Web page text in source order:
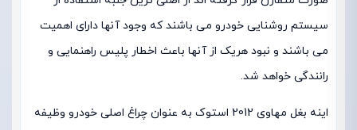
سیستم روشنایی خودرو می باشند که وجود آنها دارای اهمیت
می باشند و نبود هریک از آنها باعث اخطار پلیس راهنمایی و
رانندگی خواهد شد.
اینه بغل مهاوی 2012 استوک به عنوان چراغ اصلی خودرو وظیفه